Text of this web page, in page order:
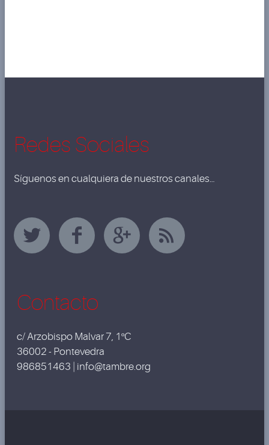
Redes Sociales
Síguenos en cualquiera de nuestros canales…
Contacto
c/ Arzobispo Malvar 7, 1ºC
36002 - Pontevedra
986851463 | info@tambre.org